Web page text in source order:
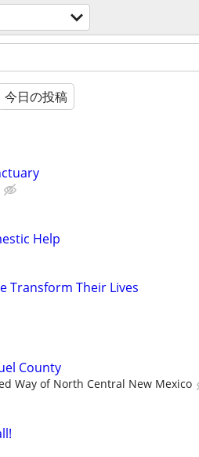
今日の投稿
Help
Transform Their Lives
County
Way of North Central New Mexico